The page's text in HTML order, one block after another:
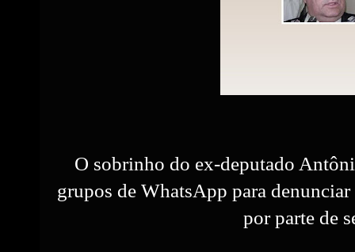
O sobrinho do ex-deputado
grupos de WhatsApp para denunciar
por parte de